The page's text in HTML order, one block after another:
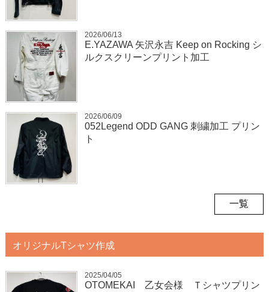
2026/06/13
E.YAZAWA 矢沢永吉 Keep on Rocking シ
ルクスクリーンプリント加工
2026/06/09
052Legend ODD GANG 刺繍加工 プリン
ト
一覧
オリジナルTシャツ作成
2025/04/05
OTOMEKAI 乙女会様 Ｔシャツプリン